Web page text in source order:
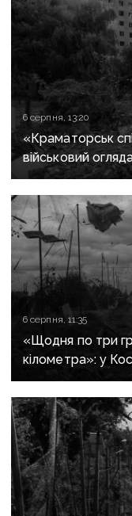
6 серпня, 13:20
«Краматорськ
військовий
рф захопити
кінця 2026 року
6 серпня, 11:35
«Щодня по три
кілометра»: у
рф відправляють